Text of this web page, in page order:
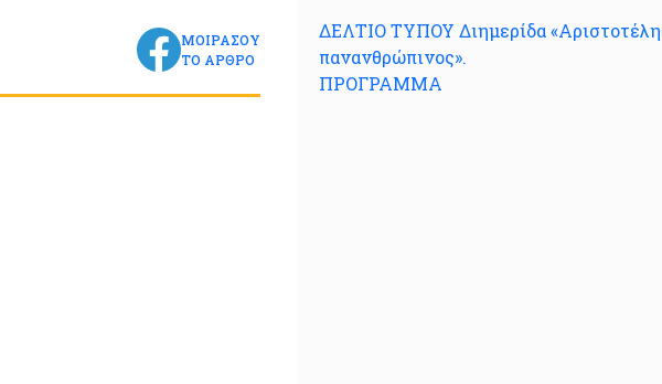
ΔΕΛΤΙΟ ΤΥΠΟΥ Διημερίδα
πανανθρώπινος».
ΠΡΟΓΡΑΜΜΑ
ΜΟΙΡΑΣΟΥ
ΤΟ ΑΡΘΡΟ